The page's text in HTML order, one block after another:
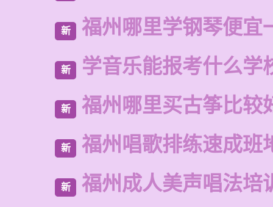
新 福州哪里学钢琴便宜
新 学音乐能报考什么学
新 福州哪里买古筝比较
新 福州唱歌排练速成班
新 福州成人美声唱法培